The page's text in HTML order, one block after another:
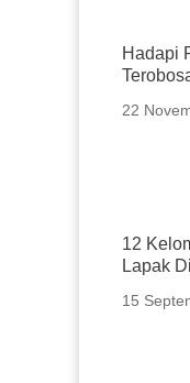
Hadapi
22
12
Lapak
15